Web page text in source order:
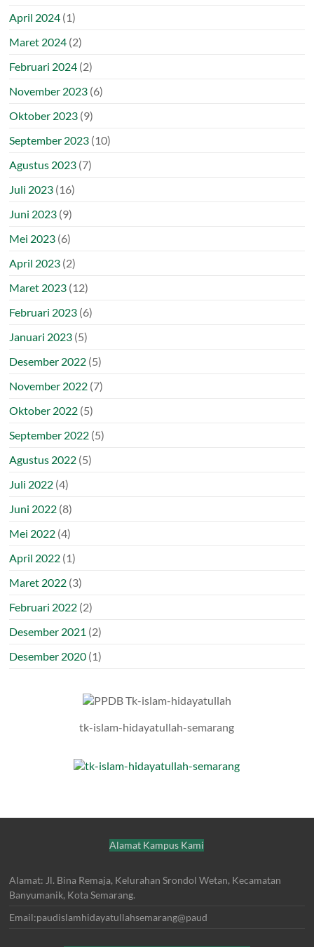
April 2024 (1)
Maret 2024 (2)
Februari 2024 (2)
November 2023 (6)
Oktober 2023 (9)
September 2023 (10)
Agustus 2023 (7)
Juli 2023 (16)
Juni 2023 (9)
Mei 2023 (6)
April 2023 (2)
Maret 2023 (12)
Februari 2023 (6)
Januari 2023 (5)
Desember 2022 (5)
November 2022 (7)
Oktober 2022 (5)
September 2022 (5)
Agustus 2022 (5)
Juli 2022 (4)
Juni 2022 (8)
Mei 2022 (4)
April 2022 (1)
Maret 2022 (3)
Februari 2022 (2)
Desember 2021 (2)
Desember 2020 (1)
tk-islam-hidayatullah-semarang
Alamat Kampus Kami
Alamat: Jl. Bina Remaja, Kelurahan Srondol Wetan, Kecamatan
Banyumanik, Kota Semarang.
Email:paudislamhidayatullahsemarang@paud